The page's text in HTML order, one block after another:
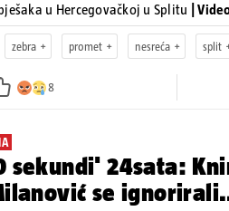
u Hercegovačkoj u Splitu |
zebra promet nesreća split
8
sekundi' 24sata:
se